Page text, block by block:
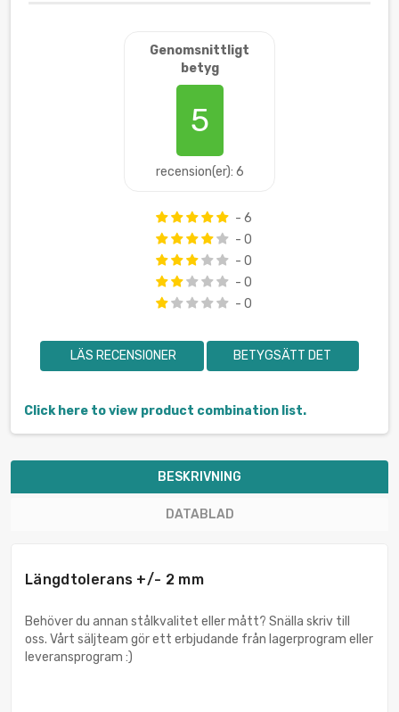
Genomsnittligt
betyg
5
recension(er): 6
- 6
- 0
- 0
- 0
- 0
LÄS RECENSIONER BETYGSÄTT DET
Click here to view product combination list.
BESKRIVNING
DATABLAD
Längdtolerans +/- 2 mm
Behöver du annan stålkvalitet eller mått? Snälla skriv till
oss. Vårt säljteam gör ett erbjudande från lagerprogram eller
leveransprogram :)